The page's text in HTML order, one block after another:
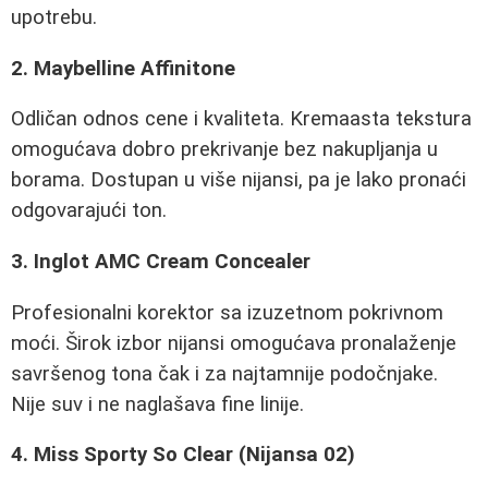
upotrebu.
2. Maybelline Affinitone
Odličan odnos cene i kvaliteta. Kremaasta tekstura
omogućava dobro prekrivanje bez nakupljanja u
borama. Dostupan u više nijansi, pa je lako pronaći
odgovarajući ton.
3. Inglot AMC Cream Concealer
Profesionalni korektor sa izuzetnom pokrivnom
moći. Širok izbor nijansi omogućava pronalaženje
savršenog tona čak i za najtamnije podočnjake.
Nije suv i ne naglašava fine linije.
4. Miss Sporty So Clear (Nijansa 02)